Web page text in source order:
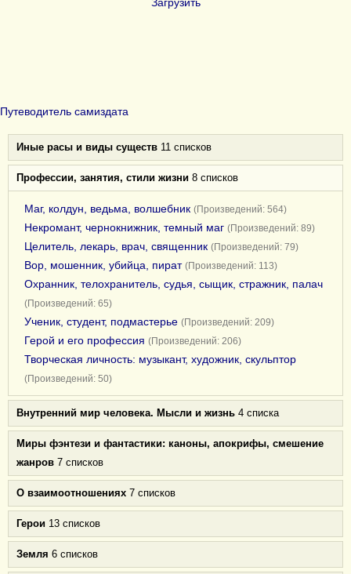
Путеводитель самиздата
Иные расы и виды существ 11 списков
Профессии, занятия, стили жизни 8 списков
Маг, колдун, ведьма, волшебник (Произведений: 564)
Некромант, чернокнижник, темный маг (Произведений: 89)
Целитель, лекарь, врач, священник (Произведений: 79)
Вор, мошенник, убийца, пират (Произведений: 113)
Охранник, телохранитель, судья, сыщик, стражник, палач
(Произведений: 65)
Ученик, студент, подмастерье (Произведений: 209)
Герой и его профессия (Произведений: 206)
Творческая личность: музыкант, художник, скульптор
(Произведений: 50)
Внутренний мир человека. Мысли и жизнь 4 списка
Миры фэнтези и фантастики: каноны, апокрифы, смешение
жанров 7 списков
О взаимоотношениях 7 списков
Герои 13 списков
Земля 6 списков